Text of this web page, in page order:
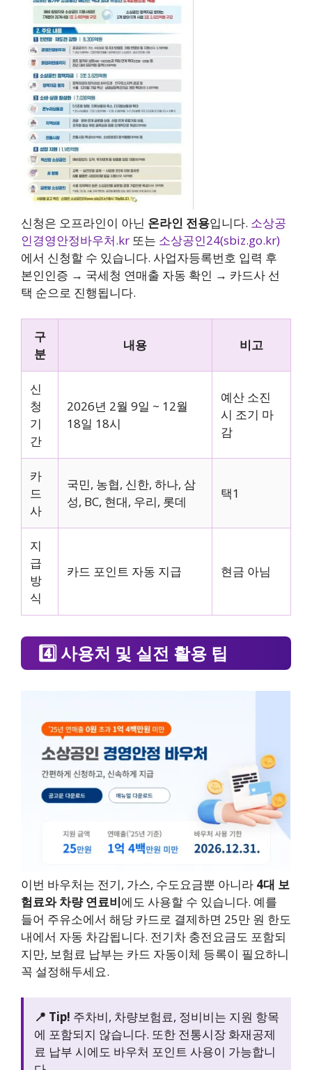
신청은 오프라인이 아닌 온라인 전용입니다. 소상공
인경영안정바우처.kr 또는 소상공인24(sbiz.go.kr)
에서 신청할 수 있습니다. 사업자등록번호 입력 후
본인인증 → 국세청 연매출 자동 확인 → 카드사 선
택 순으로 진행됩니다.
구
분
내용 비고
신
청
기
간
2026년 2월 9일 ~ 12월
18일 18시
예산 소진
시 조기 마
감
카
드
사
국민, 농협, 신한, 하나, 삼
성, BC, 현대, 우리, 롯데
택1
지
급
방
식
카드 포인트 자동 지급 현금 아님
4️⃣ 사용처 및 실전 활용 팁
이번 바우처는 전기, 가스, 수도요금뿐 아니라 4대 보
험료와 차량 연료비에도 사용할 수 있습니다. 예를
들어 주유소에서 해당 카드로 결제하면 25만 원 한도
내에서 자동 차감됩니다. 전기차 충전요금도 포함되
지만, 보험료 납부는 카드 자동이체 등록이 필요하니
꼭 설정해두세요.
📍 Tip! 주차비, 차량보험료, 정비비는 지원 항목
에 포함되지 않습니다. 또한 전통시장 화재공제
료 납부 시에도 바우처 포인트 사용이 가능합니